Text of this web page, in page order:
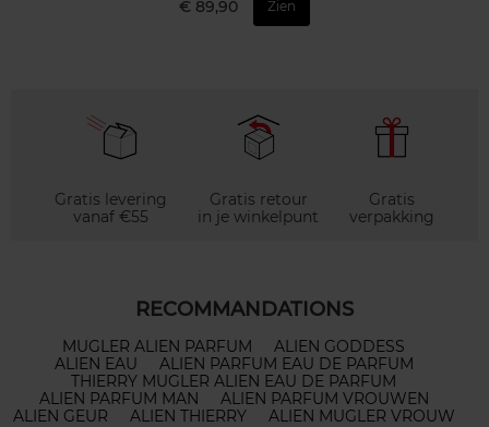
€ 89,90 Zien
Gratis levering
vanaf €55
Gratis retour
in je winkelpunt
Gratis
verpakking
RECOMMANDATIONS
MUGLER ALIEN PARFUM
ALIEN GODDESS
ALIEN EAU
ALIEN PARFUM EAU DE PARFUM
THIERRY MUGLER ALIEN EAU DE PARFUM
ALIEN PARFUM MAN
ALIEN PARFUM VROUWEN
ALIEN GEUR
ALIEN THIERRY ALIEN MUGLER VROUW